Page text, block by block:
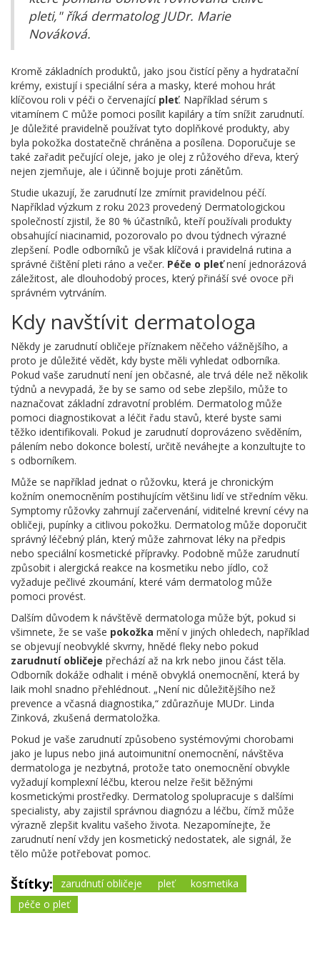
pleti," říká dermatolog JUDr. Marie
Nováková.
Kromě základních produktů, jako jsou čistící pěny a hydratační
krémy, existují i speciální séra a masky, které mohou hrát
klíčovou roli v péči o červenající pleť. Například sérum s
vitamínem C může pomoci posílit kapiláry a tím snížit zarudnutí.
Je důležité pravidelně používat tyto doplňkové produkty, aby
byla pokožka dostatečně chráněna a posílena. Doporučuje se
také zařadit pečující oleje, jako je olej z růžového dřeva, který
nejen zjemňuje, ale i účinně bojuje proti zánětům.
Studie ukazují, že zarudnutí lze zmírnit pravidelnou péčí.
Například výzkum z roku 2023 provedený Dermatologickou
společností zjistil, že 80 % účastníků, kteří používali produkty
obsahující niacinamid, pozorovalo po dvou týdnech výrazné
zlepšení. Podle odborníků je však klíčová i pravidelná rutina a
správné čištění pleti ráno a večer. Péče o pleťnení jednorázová
záležitost, ale dlouhodobý proces, který přináší své ovoce při
správném vytrváním.
Kdy navštívit dermatologa
Někdy je zarudnutí obličeje příznakem něčeho vážnějšího, a
proto je důležité vědět, kdy byste měli vyhledat odborníka.
Pokud vaše zarudnutí není jen občasné, ale trvá déle než několik
týdnů a nevypadá, že by se samo od sebe zlepšilo, může to
naznačovat základní zdravotní problém. Dermatolog může
pomoci diagnostikovat a léčit řadu stavů, které byste sami
těžko identifikovali. Pokud je zarudnutí doprovázeno svěděním,
pálením nebo dokonce bolestí, určitě neváhejte a konzultujte to
s odborníkem.
Může se například jednat o růžovku, která je chronickým
kožním onemocněním postihujícím většinu lidí ve středním věku.
Symptomy růžovky zahrnují začervenání, viditelné krevní cévy na
obličeji, pupínky a citlivou pokožku. Dermatolog může doporučit
správný léčebný plán, který může zahrnovat léky na předpis
nebo speciální kosmetické přípravky. Podobně může zarudnutí
způsobit i alergická reakce na kosmetiku nebo jídlo, což
vyžaduje pečlivé zkoumání, které vám dermatolog může
pomoci provést.
Dalším důvodem k návštěvě dermatologa může být, pokud si
všimnete, že se vaše pokožka mění v jiných ohledech, například
se objevují neobvyklé skvrny, hnědé fleky nebo pokud
zarudnutí obličeje přechází až na krk nebo jinou část těla.
Odborník dokáže odhalit i méně obvyklá onemocnění, která by
laik mohl snadno přehlédnout. „Není nic důležitějšího než
prevence a včasná diagnostika,“ zdůrazňuje MUDr. Linda
Zinková, zkušená dermatoložka.
Pokud je vaše zarudnutí způsobeno systémovými chorobami
jako je lupus nebo jiná autoimunitní onemocnění, návštěva
dermatologa je nezbytná, protože tato onemocnění obvykle
vyžadují komplexní léčbu, kterou nelze řešit běžnými
kosmetickými prostředky. Dermatolog spolupracuje s dalšími
specialisty, aby zajistil správnou diagnózu a léčbu, čímž může
výrazně zlepšit kvalitu vašeho života. Nezapomínejte, že
zarudnutí není vždy jen kosmetický nedostatek, ale signál, že
tělo může potřebovat pomoc.
Štítky: zarudnutí obličeje pleť
kosmetika
péče o pleť